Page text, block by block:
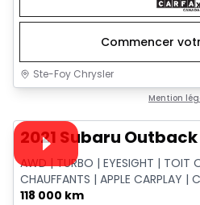
Commencer
Ste-Foy Chrysler
Mention
Vidéo disponible
2021 Subaru
AWD | TURBO | EYESIGHT | TOIT
CHAUFFANTS | APPLE CARPLAY |
118 000 km